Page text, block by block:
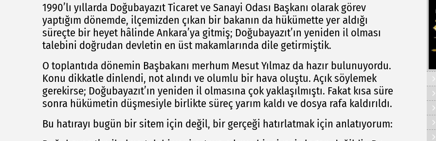
1990’lı yıllarda Doğubayazıt Ticaret ve Sanayi Odası Başkanı olarak görev
yaptığım dönemde, ilçemizden çıkan bir bakanın da hükümette yer aldığı
süreçte bir heyet hâlinde Ankara’ya gitmiş; Doğubayazıt’ın yeniden il olması
talebini doğrudan devletin en üst makamlarında dile getirmiştik.
O toplantıda dönemin Başbakanı merhum Mesut Yılmaz da hazır bulunuyordu.
Konu dikkatle dinlendi, not alındı ve olumlu bir hava oluştu. Açık söylemek
gerekirse; Doğubayazıt’ın yeniden il olmasına çok yaklaşılmıştı. Fakat kısa süre
sonra hükümetin düşmesiyle birlikte süreç yarım kaldı ve dosya rafa kaldırıldı.
Bu hatırayı bugün bir sitem için değil, bir gerçeği hatırlatmak için anlatıyorum: